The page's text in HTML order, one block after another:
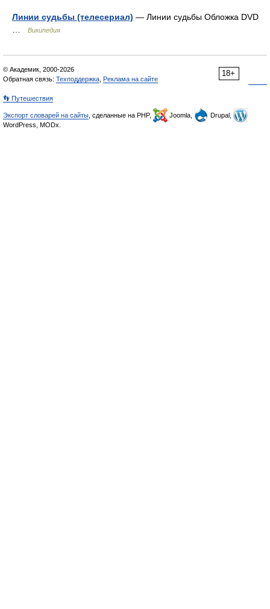
Линии судьбы (телесериал) — Линии судьбы Обложка DVD
Википедия
18+
© Академик, 2000-2026
Обратная связь: Техподдержка Реклама на сайте
👣 Путешествия
Экспорт словарей на сайты , сделанные на PHP, Joomla,
Drupal,
WordPress, MODx.